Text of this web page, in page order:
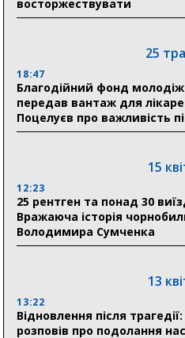
в Австрії
Ніколаєнко: у Сумах
відновлення житла майже
31
Сумщини пояснив, як
17:52
«Укрексімбанк» припиняє
Пенсійному фонді
людям
відзнаки «Почесного
восторжествувати
25
18:47
Благодійний фонд
передав вантаж для
Поцелуєв про важливість
15
12:23
25 рентген та понад 30
Вражаюча історія
Володимира Сумченка
13
13:22
Відновлення після
розповів про подолання